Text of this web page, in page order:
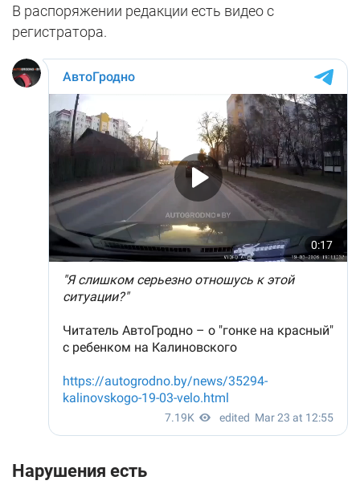
В распоряжении редакции есть видео с
регистратора.
Нарушения есть